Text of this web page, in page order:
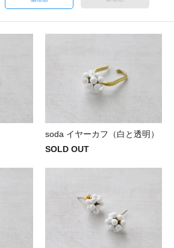
soda イヤーカフ（白と透明）
SOLD OUT